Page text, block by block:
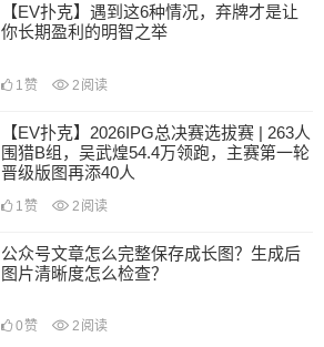
【EV扑克】遇到这6种情况，弃牌才是让
你长期盈利的明智之举
1 赞 2 阅读
【EV扑克】2026IPG总决赛选拔赛 | 263人
围猎B组，吴武煌54.4万领跑，主赛第一轮
晋级版图再添40人
1 赞 2 阅读
公众号文章怎么完整保存成长图？生成后
图片清晰度怎么检查？
0 赞 2 阅读